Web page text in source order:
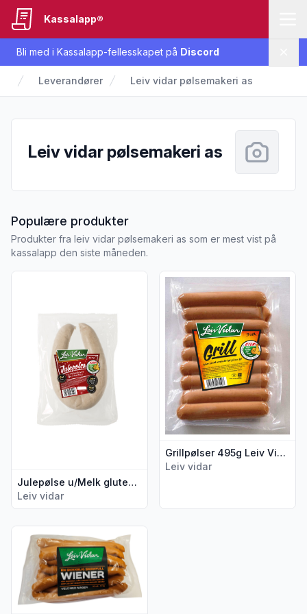
Bli med i Kassalapp-fellesskapet på Discord
Kassalapp®
Leverandører Leiv vidar pølsemakeri as
Leiv vidar pølsemakeri as
Populære produkterfra Leiv vidar pølsemakeri as
Produkter fra leiv vidar pølsemakeri as som er mest vist på
kassalapp den siste måneden.
Julepølse u/Melk glutenfri 350g Leiv Vidar
Leiv vidar
Vis flere detaljer for produktet "Julepølse u/Melk glutenfri
Grillpølser 495g Leiv Vidar
Leiv vidar
Vis flere detaljer for
Vis flere detaljer for produktet "Wienerpølser u/Allergener